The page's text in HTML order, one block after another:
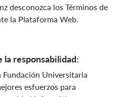
desconozca los Términos de
la Plataforma Web.
responsabilidad:
Fundación Universitaria
esfuerzos para